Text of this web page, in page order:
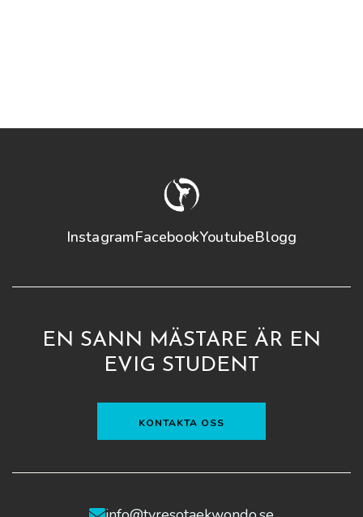
InstagramFacebookYoutubeBlogg
EN SANN MÄSTARE ÄR EN
EVIG STUDENT
KONTAKTA OSS